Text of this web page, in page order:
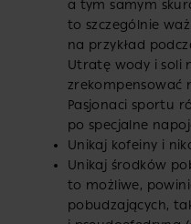
a tym samym
to szczególnie
na przykład
Utratę wody i soli
zrekompensować
Pasjonaci sportu
po specjalne
Unikaj kofeiny i
Unikaj środków
to możliwe,
pobudzających,